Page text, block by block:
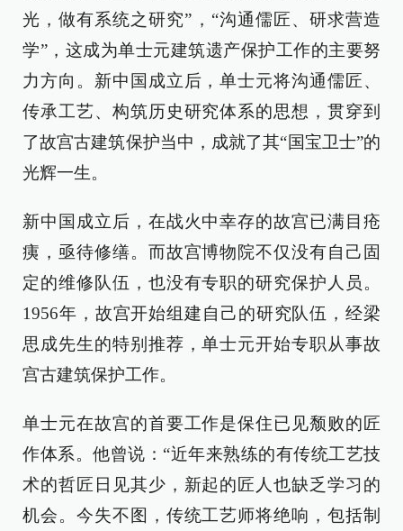
光，做有系统之研究”，“沟通儒匠、研求营造
学”，这成为单士元建筑遗产保护工作的主要努
力方向。新中国成立后，单士元将沟通儒匠、
传承工艺、构筑历史研究体系的思想，贯穿到
了故宫古建筑保护当中，成就了其“国宝卫士”的
光辉一生。
新中国成立后，在战火中幸存的故宫已满目疮
痍，亟待修缮。而故宫博物院不仅没有自己固
定的维修队伍，也没有专职的研究保护人员。
1956年，故宫开始组建自己的研究队伍，经梁
思成先生的特别推荐，单士元开始专职从事故
宫古建筑保护工作。
单士元在故宫的首要工作是保住已见颓败的匠
作体系。他曾说：“近年来熟练的有传统工艺技
术的哲匠日见其少，新起的匠人也缺乏学习的
机会。今失不图，传统工艺师将绝响，包括制